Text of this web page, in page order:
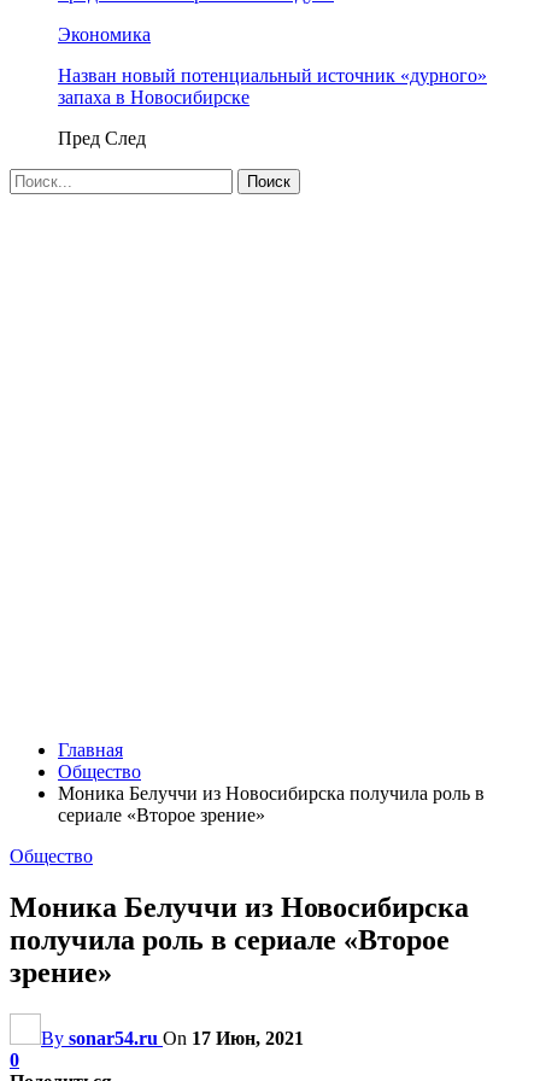
Экономика
Назван новый потенциальный источник «дурного»
запаха в Новосибирске
Пред След
Главная
Общество
Моника Белуччи из Новосибирска получила роль в
сериале «Второе зрение»
Общество
Моника Белуччи из Новосибирска
получила роль в сериале «Второе
зрение»
By sonar54.ru On 17 Июн, 2021
0